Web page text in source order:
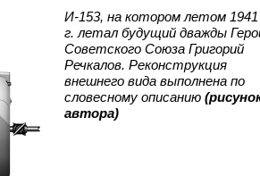
И-153, на котором летом 1941
г. летал будущий дважды
Советского Союза Григорий
Речкалов. Реконструкция
внешнего вида выполнена по
словесному описанию
автора)